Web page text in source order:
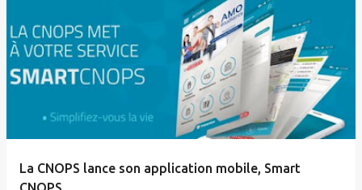
La CNOPS lance son application mobile, Smart